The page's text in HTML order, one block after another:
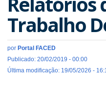
Trabalho
por Portal FACED
Publicado: 20/02/2019 - 00:00
Última modificação: 19/05/2026 -